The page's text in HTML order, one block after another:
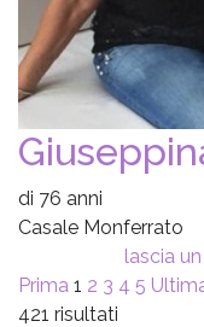
di 76 anni
Casale Monferrato
lascia
Prima 1 2 3 4 5
421 risultati